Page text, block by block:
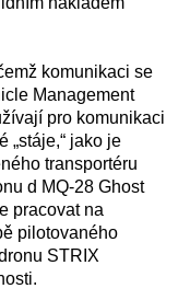
komunikaci se
Management
pro komunikaci
„stáje,“ jako je
transportéru
d MQ-28 Ghost
pracovat na
pilotovaného
STRIX